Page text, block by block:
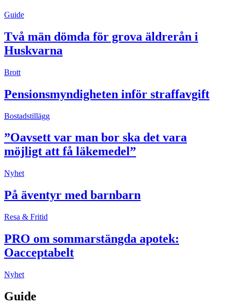
Guide
Två män dömda för grova äldrerån i
Huskvarna
Brott
Pensionsmyndigheten inför straffavgift
Bostadstillägg
”Oavsett var man bor ska det vara
möjligt att få läkemedel”
Nyhet
På äventyr med barnbarn
Resa & Fritid
PRO om sommarstängda apotek:
Oacceptabelt
Nyhet
Guide